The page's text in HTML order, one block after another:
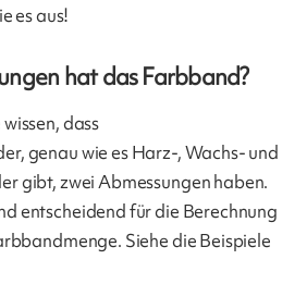
es aus!
hat das Farbband?
dass
genau wie es Harz-, Wachs- und
gibt, zwei Abmessungen haben.
entscheidend für die Berechnung
Siehe die Beispiele